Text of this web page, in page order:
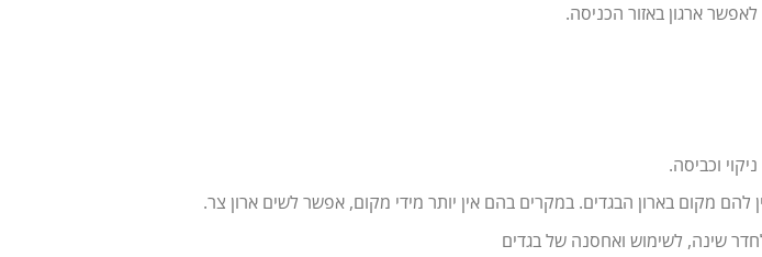
ארגון באזור הכניסה.
וכביסה.
מקום בארון הבגדים. במקרים בהם אין יותר מידי מקום, אפשר לשים ארון צר.
שינה, לשימוש ואחסנה של בגדים